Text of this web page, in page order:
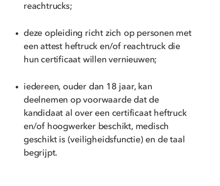
reachtrucks;
deze opleiding richt zich op personen met
een attest heftruck en/of reachtruck die
hun certificaat willen vernieuwen;
iedereen, ouder dan 18 jaar, kan
deelnemen op voorwaarde dat de
kandidaat al over een certificaat heftruck
en/of hoogwerker beschikt, medisch
geschikt is (veiligheidsfunctie) en de taal
begrijpt.